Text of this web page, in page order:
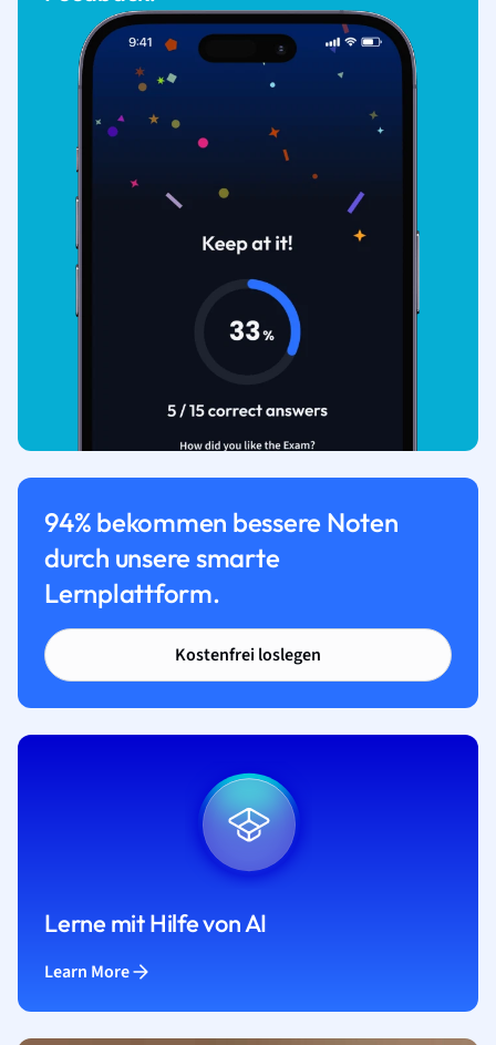
94% bekommen bessere Noten
durch unsere smarte
Lernplattform.
Kostenfrei loslegen
Lerne mit Hilfe von AI
Learn More